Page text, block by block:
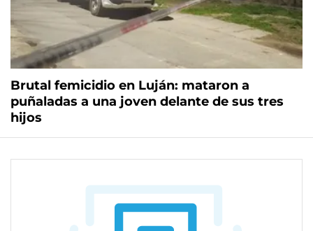
Brutal femicidio en Luján: mataron a
puñaladas a una joven delante de sus tres
hijos